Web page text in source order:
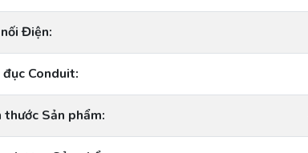
Điện:
đục Conduit:
thước Sản phẩm: